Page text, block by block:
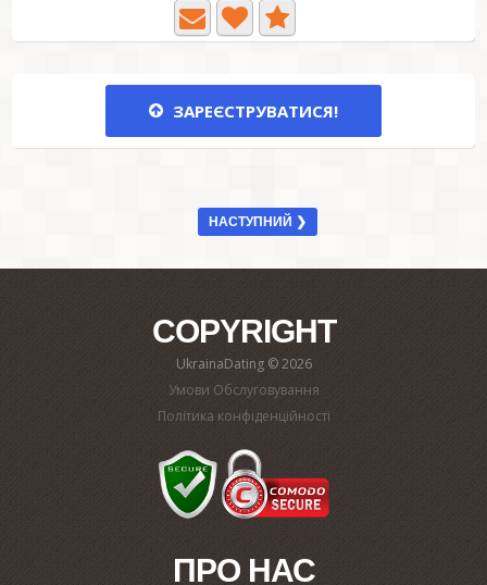
ЗАРЕЄСТРУВАТИСЯ!
НАСТУПНИЙ ❯
COPYRIGHT
UkrainaDating © 2026
Умови Обслуговування
Політика конфіденційності
ПРО НАС